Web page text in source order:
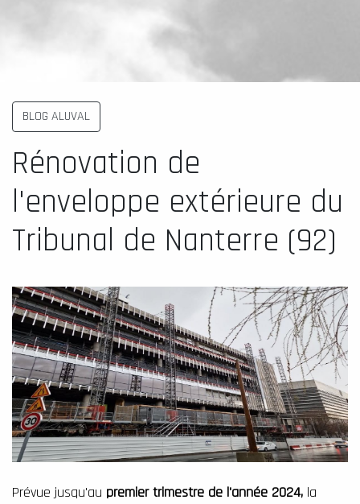
BLOG ALUVAL
Rénovation de
l'enveloppe extérieure du
Tribunal de Nanterre (92)
Prévue jusqu'au premier trimestre de l'année 2024, la